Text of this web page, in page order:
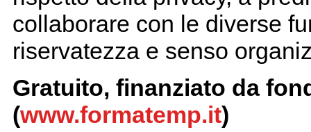
collaborare con le diverse
riservatezza e senso
Gratuito, finanziato da
(www.formatemp.it)